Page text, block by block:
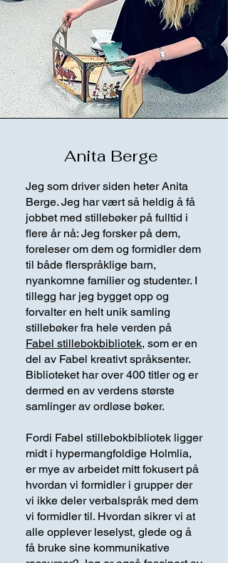
Anita Berge
Jeg som driver siden heter Anita
Berge. Jeg har vært så heldig å få
jobbet med stillebøker på fulltid i
flere år nå: Jeg forsker på dem,
foreleser om dem og formidler dem
til både flerspråklige barn,
nyankomne familier og studenter. I
tillegg har jeg bygget opp og
forvalter en helt unik samling
stillebøker fra hele verden på
Fabel stillebokbibliotek, som er en
del av Fabel kreativt språksenter.
Biblioteket har over 400 titler og er
dermed en av verdens største
samlinger av ordløse bøker.
Fordi Fabel stillebokbibliotek ligger
midt i hypermangfoldige Holmlia,
er mye av arbeidet mitt fokusert på
hvordan vi formidler i grupper der
vi ikke deler verbalspråk med dem
vi formidler til. Hvordan sikrer vi at
alle opplever leselyst, glede og å
få bruke sine kommunikative